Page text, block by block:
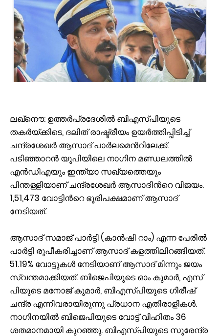
ലഖ്നൌ: ഉത്തർപ്രദേശിൽ ബിഎസ്പിയുടെ
തകർയ്ക്കിടെ, ദലിത് രാഷ്ട്രീയം ഉയർത്തിപ്പിടിച്ച്
ചന്ദ്രശേഖർ ആസാദ് പാർലമെന്‍റിലേക്ക്.
പടിഞ്ഞാറൻ യുപിയിലെ നാഗിന മണ്ഡലത്തിൽ
എൻഡിഎയും ഇന്ത്യാ സഖ്യത്തെയും
പിന്തള്ളിയാണ് ചന്ദ്രശേഖർ ആസാദിന്‍റെ വിജയം.
1,51,473 വോട്ടിന്‍റെ ഭൂരിപക്ഷമാണ് ആസാദ്
നേടിയത്.
ആസാദ് സമാജ് പാർട്ടി (കാൻഷി റാം) എന്ന പേരിൽ
പാർട്ടി രൂപീകരിച്ചാണ് ആസാദ് കളത്തിലിറങ്ങിയത്.
51.19% വോട്ടുകൾ നേടിയാണ് ആസാദ് മിന്നും ജയം
സ്വന്തമാക്കിയത്. ബിജെപിയുടെ ഓം കുമാർ, എസ്
പിയുടെ മനോജ് കുമാർ, ബിഎസ്പിയുടെ ഗിരീഷ്
ചന്ദ്ര എന്നിവരായിരുന്നു പ്രധാന എതിരാളികള്‍.
നാഗിനയിൽ ബിജെപിയുടെ വോട്ട് വിഹിതം 36
ശതമാനമായി കുറഞ്ഞു. ബിഎസ്‌പിയുടെ സുരേന്ദ്ര